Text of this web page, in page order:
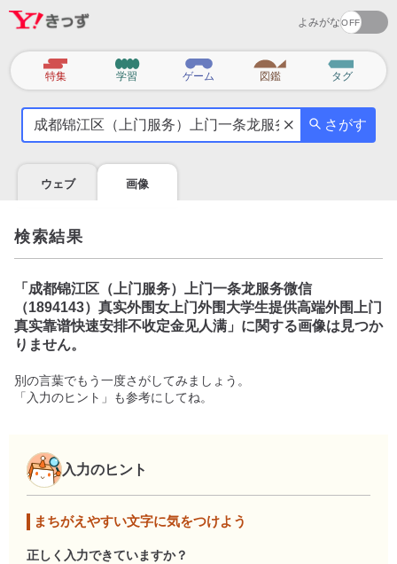
よみがな
カ
テ
特集 学習 ゲーム 図鑑 タグ
気
に
を
調
べ
よ
う
さがす
ウェブ 画像
検索結果
「 成都锦江区（上门服务）上门一条龙服务微信
（1894143）真实外围女上门外围大学生提供高端外围上门
真实靠谱快速安排不收定金见人满 」に関する画像は見つか
りません。
別の言葉でもう一度さがしてみましょう。
「入力のヒント」も参考にしてね。
入力のヒント
まちがえやすい文字に気をつけよう
正しく入力できていますか？